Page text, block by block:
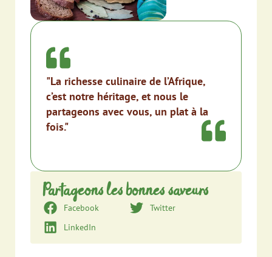
"La richesse culinaire de l’Afrique,
c’est notre héritage, et nous le
partageons avec vous, un plat à la
fois."
Partageons les bonnes saveurs
Facebook
Twitter
LinkedIn